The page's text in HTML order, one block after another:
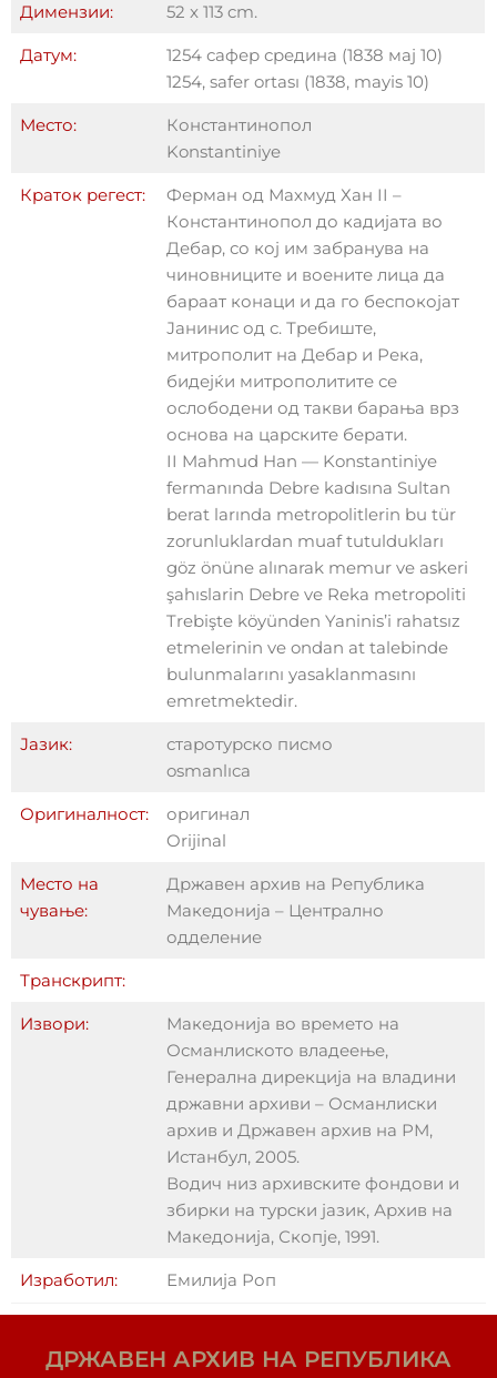
Димензии: 52 x 113 cm.
Датум:
1254 сафер средина (1838 мај 10)
1254, safer ortası (1838, mayis 10)
Место:
Константинопол
Konstantiniye
Краток регест:
Ферман од Махмуд Хан II –
Константинопол до кадијата во
Дебар, со кој им забранува на
чиновниците и воените лица да
бараат конаци и да го беспокојат
Јанинис од с. Требиште,
митрополит на Дебар и Река,
бидејќи митрополитите се
ослободени од такви барања врз
основа на царските берати.
II Mahmud Han — Konstantiniye
fermanında Debre kadısına Sultan
berat larında metropolitlerin bu tür
zorunluklardan muaf tutuldukları
göz önüne alınarak memur ve askeri
şahıslarin Debre ve Reka metropoliti
Trebişte köyünden Yaninis’i rahatsız
etmelerinin ve ondan at talebinde
bulunmalarını yasaklanmasını
emretmektedir.
Јазик:
старотурско писмо
osmanlıca
Оригиналност:
оригинал
Orijinal
Место на
чување:
Државен архив на Република
Македонија – Централно
одделение
Транскрипт:
Извори:
Македонија во времето на
Османлиското владеење,
Генерална дирекција на владини
државни архиви – Османлиски
архив и Државен архив на РМ,
Истанбул, 2005.
Водич низ архивските фондови и
збирки на турски јазик, Архив на
Македонија, Скопје, 1991.
Изработил: Емилија Роп
ДРЖАВЕН АРХИВ НА РЕПУБЛИКА